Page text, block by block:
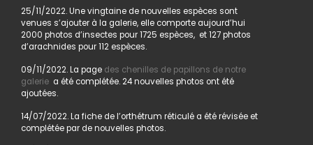
25/11/2022. Une vingtaine de nouvelles espèces sont
venues s’ajouter à la galerie, elle comporte aujourd’hui
2000 photos d’insectes pour 1725 espèces, et 127 photos
d’arachnides pour 112 espèces.
09/11/2022. La page des chenilles de papillons de notre
galerie a été complétée. 24 nouvelles photos ont été
ajoutées.
14/07/2022. La fiche de l’orthétrum réticulé a été révisée et
complétée par de nouvelles photos.